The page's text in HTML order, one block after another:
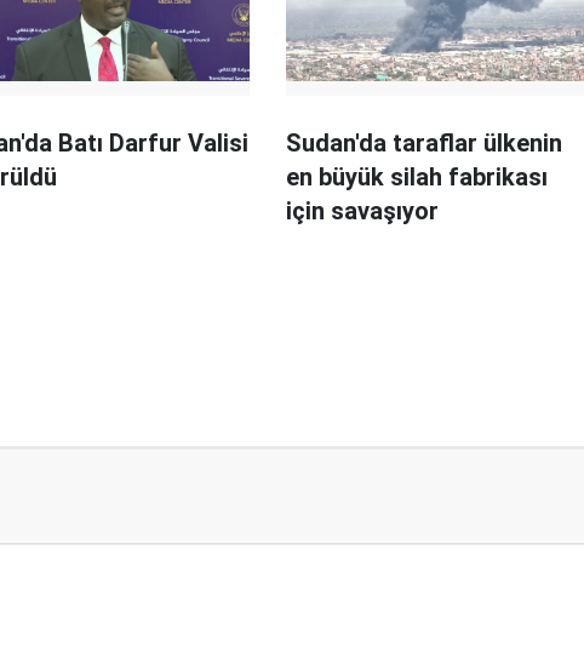
Batı Darfur Valisi
Sudan'da taraflar ülkenin
en büyük silah fabrikası
için savaşıyor